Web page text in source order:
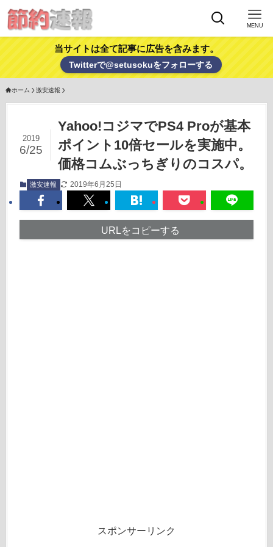
MENU
当サイトは全て記事に広告を含みます。
Twitterで@setusokuをフォローする
ホーム 激安速報
Yahoo!コジマでPS4 Proが基本
ポイント10倍セールを実施中。
価格コムぶっちぎりのコスパ。
2019
6/25
激安速報 2019年6月25日
URLをコピーする
スポンサーリンク